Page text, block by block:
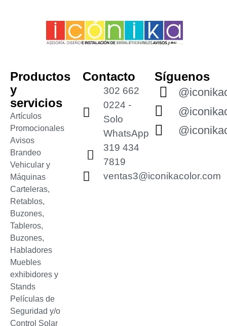
Productos
y
servicios
Artículos
Promocionales
Avisos
Brandeo
Vehicular y
Máquinas
Carteleras,
Retablos,
Buzones,
Tableros,
Buzones,
Habladores
Muebles
exhibidores y
Stands
Películas de
Seguridad y/o
Control Solar
Contacto
302 662
0224 -
Solo
WhatsApp
319 434
7819
ventas3@iconikacolor.com
Síguenos